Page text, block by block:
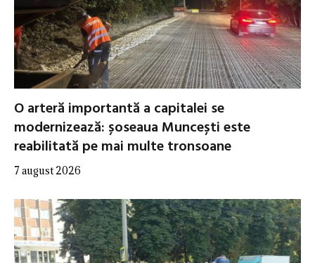
O arteră importantă a capitalei se
modernizează: șoseaua Muncești este
reabilitată pe mai multe tronsoane
7 august 2026